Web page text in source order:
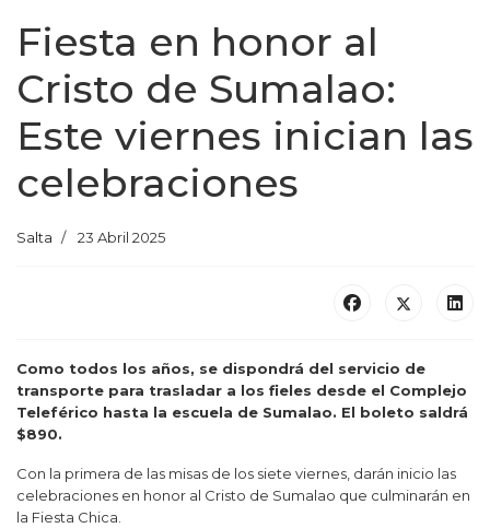
Fiesta en honor al
Cristo de Sumalao:
Este viernes inician las
celebraciones
Salta 23 Abril 2025
Como todos los años, se dispondrá del servicio de
transporte para trasladar a los fieles desde el Complejo
Teleférico hasta la escuela de Sumalao. El boleto saldrá
$890.
Con la primera de las misas de los siete viernes, darán inicio las
celebraciones en honor al Cristo de Sumalao que culminarán en
la Fiesta Chica.